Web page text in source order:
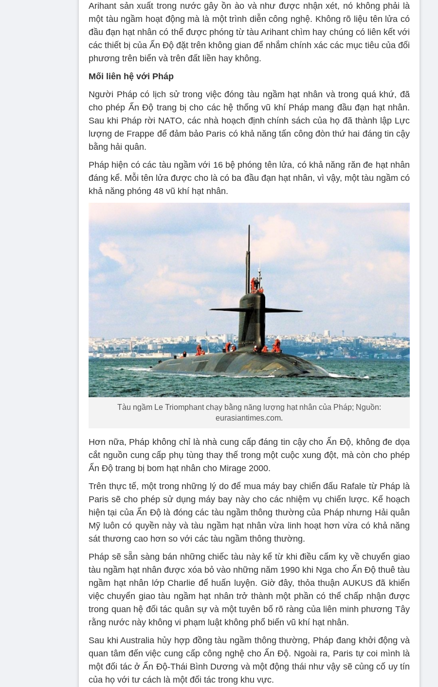
Arihant sản xuất trong nước gây ồn ào và như được nhận xét, nó không phải là
một tàu ngầm hoạt động mà là một trình diễn công nghệ. Không rõ liệu tên lửa có
đầu đạn hạt nhân có thể được phóng từ tàu Arihant chìm hay chúng có liên kết với
các thiết bị của Ấn Độ đặt trên không gian để nhắm chính xác các mục tiêu của đối
phương trên biển và trên đất liền hay không.
Mối liên hệ với Pháp
Người Pháp có lịch sử trong việc đóng tàu ngầm hạt nhân và trong quá khứ, đã
cho phép Ấn Độ trang bị cho các hệ thống vũ khí Pháp mang đầu đạn hạt nhân.
Sau khi Pháp rời NATO, các nhà hoạch định chính sách của họ đã thành lập Lực
lượng de Frappe để đảm bảo Paris có khả năng tấn công đòn thứ hai đáng tin cậy
bằng hải quân.
Pháp hiện có các tàu ngầm với 16 bệ phóng tên lửa, có khả năng răn đe hạt nhân
đáng kể. Mỗi tên lửa được cho là có ba đầu đạn hạt nhân, vì vậy, một tàu ngầm có
khả năng phóng 48 vũ khí hạt nhân.
Tàu ngầm Le Triomphant chạy bằng năng lượng hạt nhân của Pháp; Nguồn:
eurasiantimes.com.
Hơn nữa, Pháp không chỉ là nhà cung cấp đáng tin cậy cho Ấn Độ, không đe dọa
cắt nguồn cung cấp phụ tùng thay thế trong một cuộc xung đột, mà còn cho phép
Ấn Độ trang bị bom hạt nhân cho Mirage 2000.
Trên thực tế, một trong những lý do để mua máy bay chiến đấu Rafale từ Pháp là
Paris sẽ cho phép sử dụng máy bay này cho các nhiệm vụ chiến lược. Kế hoạch
hiện tại của Ấn Độ là đóng các tàu ngầm thông thường của Pháp nhưng Hải quân
Mỹ luôn có quyền này và tàu ngầm hạt nhân vừa linh hoạt hơn vừa có khả năng
sát thương cao hơn so với các tàu ngầm thông thường.
Pháp sẽ sẵn sàng bán những chiếc tàu này kể từ khi điều cấm kỵ về chuyển giao
tàu ngầm hạt nhân được xóa bỏ vào những năm 1990 khi Nga cho Ấn Độ thuê tàu
ngầm hạt nhân lớp Charlie để huấn luyện. Giờ đây, thỏa thuận AUKUS đã khiến
việc chuyển giao tàu ngầm hạt nhân trở thành một phần có thể chấp nhận được
trong quan hệ đối tác quân sự và một tuyên bố rõ ràng của liên minh phương Tây
rằng nước này không vi phạm luật không phổ biến vũ khí hạt nhân.
Sau khi Australia hủy hợp đồng tàu ngầm thông thường, Pháp đang khởi động và
quan tâm đến việc cung cấp công nghệ cho Ấn Độ. Ngoài ra, Paris tự coi mình là
một đối tác ở Ấn Độ-Thái Bình Dương và một động thái như vậy sẽ củng cố uy tín
của họ với tư cách là một đối tác trong khu vực.